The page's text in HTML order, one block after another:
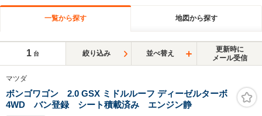
一覧から探す 地図から探す
1 台 絞り込み 並べ替え
更新時に
メール受信
マツダ
ボンゴワゴン 2.0 GSX ミドルルーフ ディーゼルターボ
4WD バン登録 シート積載済み エンジン静